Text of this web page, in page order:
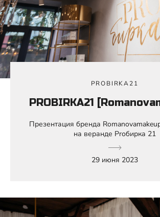
PROBIRKA21
PROBIRKA21
Презентация бренда
на веранде Prобирка 21
29 июня 2023